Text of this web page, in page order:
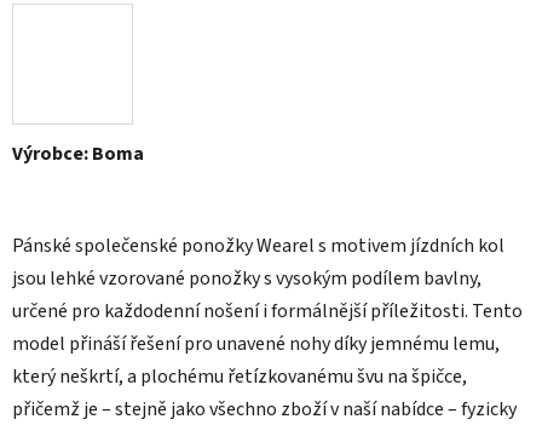
Výrobce: Boma
Pánské společenské ponožky Wearel s motivem jízdních kol
jsou lehké vzorované ponožky s vysokým podílem bavlny,
určené pro každodenní nošení i formálnější příležitosti. Tento
model přináší řešení pro unavené nohy díky jemnému lemu,
který neškrtí, a plochému řetízkovanému švu na špičce,
přičemž je – stejně jako všechno zboží v naší nabídce – fyzicky